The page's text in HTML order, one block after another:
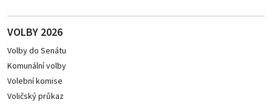
VOLBY 2026
Volby do Senátu
Komunální volby
Volební komise
Voličský průkaz